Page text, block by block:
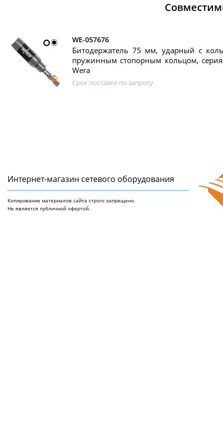
WE-057676
Битодержатель 75 мм, ударный с
пружинным стопорным кольцом,
Wera
Срок поставки по запросу
Интернет-магазин сетeвого оборудования
Копирование материалов сайта строго запрещено.
Не является публичной офертой.